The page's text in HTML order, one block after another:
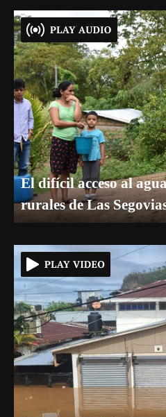
El difícil acceso al
rurales de Las